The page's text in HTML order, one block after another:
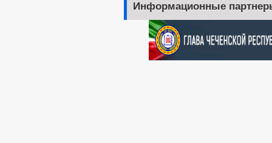
Информационные